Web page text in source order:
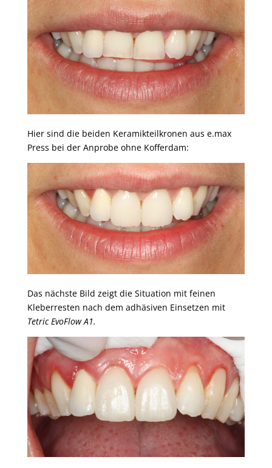
Hier sind die beiden Keramikteilkronen aus e.max
Press bei der Anprobe ohne Kofferdam:
Das nächste Bild zeigt die Situation mit feinen
Kleberresten nach dem adhäsiven Einsetzen mit
Tetric EvoFlow A1.